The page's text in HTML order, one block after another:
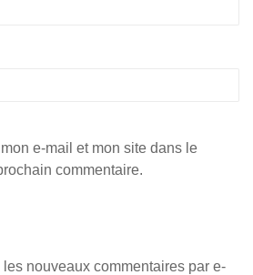
e-mail et mon site dans le
commentaire.
nouveaux commentaires par e-